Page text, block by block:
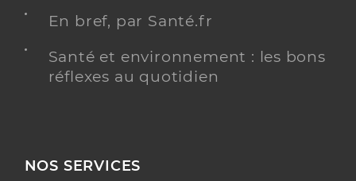
En bref, par Santé.fr
Santé et environnement : les bons
réflexes au quotidien
NOS SERVICES